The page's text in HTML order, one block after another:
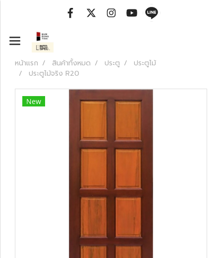
หน้าแรก สินค้าทั้งหมด ประตู
ประตูไม้
ประตูไม้จริง R20
New